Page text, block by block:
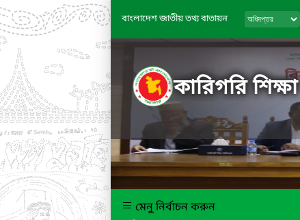
বাংলাদেশ জাতীয় তথ্য বাতায়ন
কারিগরি
মেনু নির্বাচন করুন